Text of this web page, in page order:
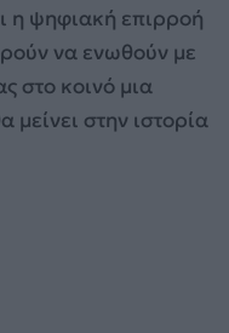
η ψηφιακή επιρροή
να ενωθούν με
στο κοινό μια
στην ιστορία